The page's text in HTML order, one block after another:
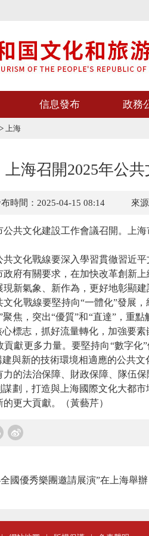
信息發布 政務
> 上海
上海召開2025年公
時間：2025-04-15 08:14 來
文化建設工作會議召開。上海
化戰線要深入學習貫徹習近平
府有關要求，在加快改革創新
新氣象、新作為，更好地彰顯
戰線要堅持向“一體化”發展，
焦，突出“優質”和“直達”，重
心標志，抓好流量轉化，加強要
獻更多力量。要堅持向“數字化
與新的技術環境相適應的公共文
法治保障、財政保障、隊伍保
謀劃，打造與上海國際文化大都
更大貢獻。（黃藝芹）
國優秀樂團邀請展演”在上海舉辦